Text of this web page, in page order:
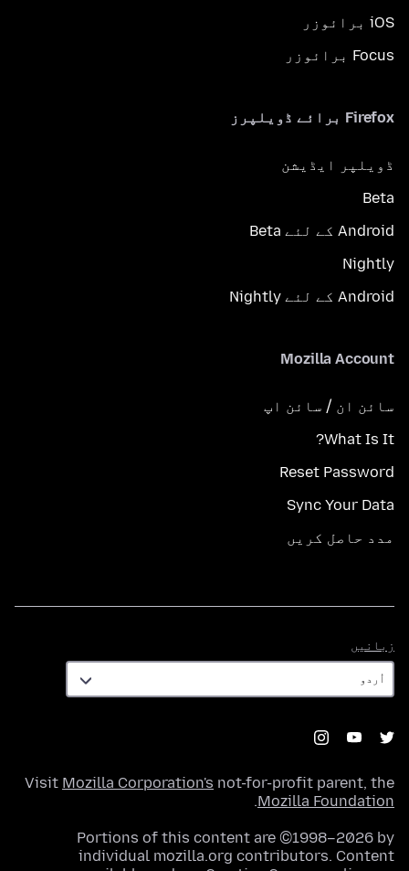
iOS برائوزر
Focus برائوزر
Firefox برائے ڈویلپرز
ڈویلپر ایڈیشن
Beta
Android کے لئے Beta
Nightly
Android کے لئے Nightly
Mozilla Account
سائن ان / سائن اپ
What Is It?
Reset Password
Sync Your Data
مدد حاصل کریں
زبانیں
Visit Mozilla Corporation's not-for-profit parent, the
Mozilla Foundation
.
Portions of this content are ©1998–2026 by
individual mozilla.org contributors. Content